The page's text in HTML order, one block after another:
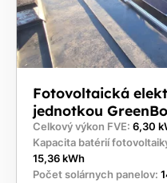
Fotovoltaická
jednotkou
Celkový výkon FVE: 6,30
Kapacita batérií
15,36 kWh
Počet solárnych panelov: